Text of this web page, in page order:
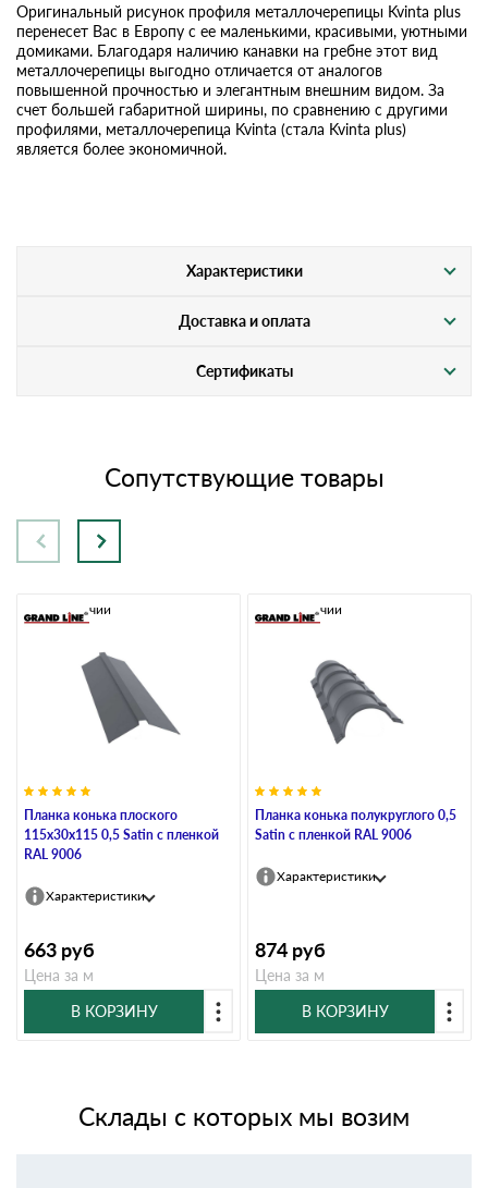
Оригинальный рисунок профиля металлочерепицы Kvinta plus
перенесет Вас в Европу с ее маленькими, красивыми, уютными
домиками. Благодаря наличию канавки на гребне этот вид
металлочерепицы выгодно отличается от аналогов
повышенной прочностью и элегантным внешним видом. За
счет большей габаритной ширины, по сравнению с другими
профилями, металлочерепица Kvinta (стала Kvinta plus)
является более экономичной.
Характеристики
Доставка и оплата
Сертификаты
Сопутствующие товары
Планка конька плоского
115х30х115 0,5 Satin с пленкой
RAL 9006
В наличии
Характеристики
663 руб
Цена за м
В КОРЗИНУ
Планка конька полукруглого 0,5
Satin с пленкой RAL 9006
В наличии
Характеристики
874 руб
Цена за м
В КОРЗИНУ
Склады с которых мы возим